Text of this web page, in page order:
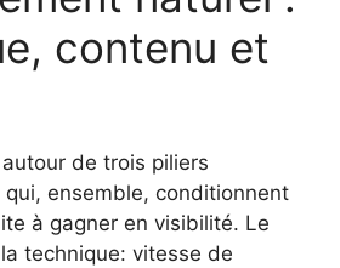
contenu et
autour de trois piliers
ensemble, conditionnent
à gagner en visibilité. Le
technique: vitesse de